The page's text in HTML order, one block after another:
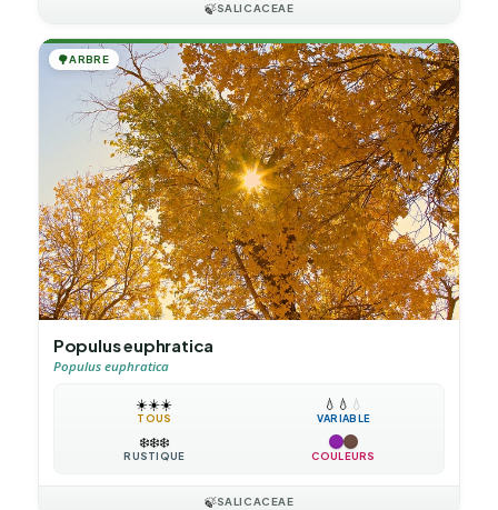
🍃SALICACEAE
🌳ARBRE
Populus euphratica
Populus euphratica
☀️☀️☀️
TOUS
💧 💧 💧
VARIABLE
❄️❄️❄️
RUSTIQUE COULEURS
🍃SALICACEAE